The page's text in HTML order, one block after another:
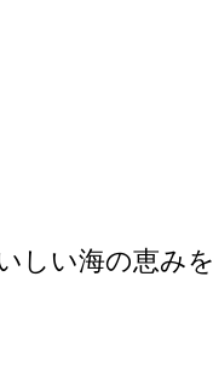
しい海の恵み